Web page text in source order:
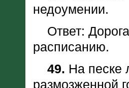
недоумении.
Ответ:
расписанию.
49. Hа
размозженной